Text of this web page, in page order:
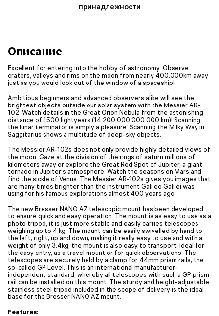
принадлежности
Описание
Excellent for entering into the hobby of astronomy: Observe
craters, valleys and rims on the moon from nearly 400.000km away
just as you would look out of the window of a spaceship!
Ambitious beginners and advanced observers alike will see the
brightest objects outside our solar system with the Messier AR-
102. Watch details in the Great Orion Nebula from the astonishing
distance of 1500 lightyears (14.200.000.000.000 km)! Scanning
the lunar terminator is simply a pleasure. Scanning the Milky Way in
Saggitarius shows a multitude of deep-sky objects.
The Messier AR-102s does not only provide highly detailed views of
the moon: Gaze at the division of the rings of saturn millions of
kilometers away or explore the Great Red Spot of Jupiter, a giant
tornado in Jupiter's atmosphere. Watch the seasons on Mars and
find the sickle of Venus. The Messier AR-102s gives you images that
are many times brighter than the instrument Galileo Galilei was
using for his famous explorations almost 400 years ago.
The new Bresser NANO AZ telescopic mount has been developed
to ensure quick and easy operation. The mount is as easy to use as a
photo tripod, it is just more stable and easily carries telescopes
weighing up to 4 kg. The mount can be easily swivelled by hand to
the left, right, up and down, making it really easy to use and with a
weight of only 3.4kg, the mount is also easy to transport. Ideal for
the easy entry, as a travel mount or for quick observations. The
telescopes are securely held by a clamp for 44mm prism rails, the
so-called GP Level. This is an international manufacturer-
independent standard, whereby all telescopes with such a GP prism
rail can be installed on this mount. The sturdy and height-adjustable
stainless steel tripod included in the scope of delivery is the ideal
base for the Bresser NANO AZ mount.
Features: